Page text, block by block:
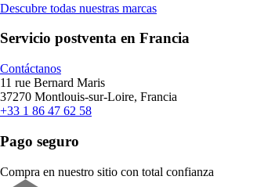
Descubre todas nuestras marcas
Servicio postventa en Francia
Contáctanos
11 rue Bernard Maris
37270 Montlouis-sur-Loire, Francia
+33 1 86 47 62 58
Pago seguro
Compra en nuestro sitio con total confianza